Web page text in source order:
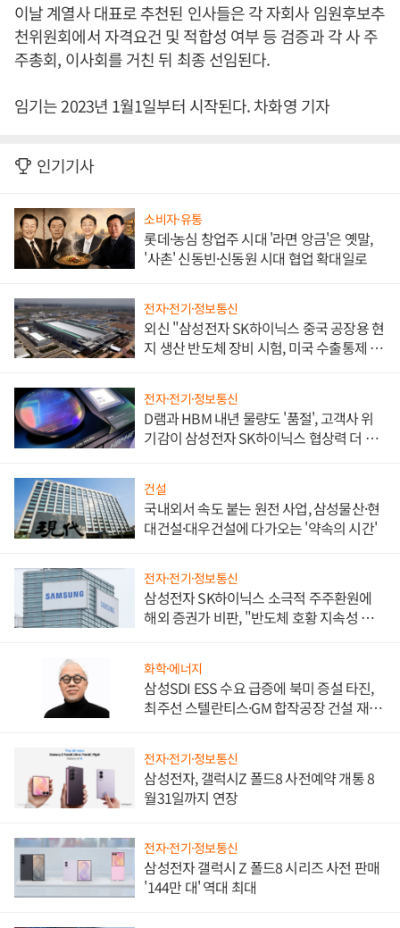
이날 계열사 대표로 추천된 인사들은 각 자회사 임원후보추
천위원회에서 자격요건 및 적합성 여부 등 검증과 각 사 주
주총회, 이사회를 거친 뒤 최종 선임된다.
임기는 2023년 1월1일부터 시작된다. 차화영 기자
인기기사
소비자·유통
롯데·농심 창업주 시대 '라면 앙금'은 옛말,
'사촌' 신동빈·신동원 시대 협업 확대일로
전자·전기·정보통신
외신 "삼성전자 SK하이닉스 중국 공장용 현
지 생산 반도체 장비 시험, 미국 수출통제 대
전자·전기·정보통신
D램과 HBM 내년 물량도 '품절', 고객사 위
기감이 삼성전자 SK하이닉스 협상력 더 키
건설
국내외서 속도 붙는 원전 사업, 삼성물산·현
대건설·대우건설에 다가오는 '약속의 시간'
전자·전기·정보통신
삼성전자 SK하이닉스 소극적 주주환원에
해외 증권가 비판, "반도체 호황 지속성 의
화학·에너지
삼성SDI ESS 수요 급증에 북미 증설 타진,
최주선 스텔란티스·GM 합작공장 건설 재추
전자·전기·정보통신
삼성전자, 갤럭시Z 폴드8 사전예약 개통 8
월31일까지 연장
전자·전기·정보통신
삼성전자 갤럭시 Z 폴드8 시리즈 사전 판매
'144만 대' 역대 최대